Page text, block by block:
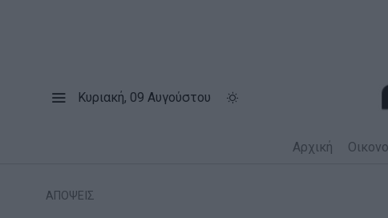
Κυριακή, 09 Αυγούστου
Αρχική
ΑΠΟΨΕΙΣ